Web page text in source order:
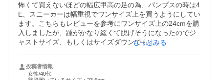
怖くて買えないほどの幅広甲高の足の為、パンプスの時は4
E、スニーカーは幅重視でワンサイズ上を買うようにしてい
ます。こちらもレビューを参考にワンサイズ上の24cmを購
入しましたが、踵がかなり緩くて脱げそうになったのでジ
ャストサイズ、もしくはサイズダウンでもよかったかも。
ト購入はサイズ選びが難しいですね。しかし初めてのスタ
もっとみる
投稿者情報
女性/40代